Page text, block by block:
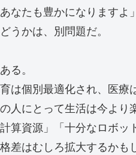
なたも豊かになります
うかは、別問題だ。
る。
は個別最適化され、医
人にとって生活は今よ
算資源」「十分なロボ
差はむしろ拡大するかも